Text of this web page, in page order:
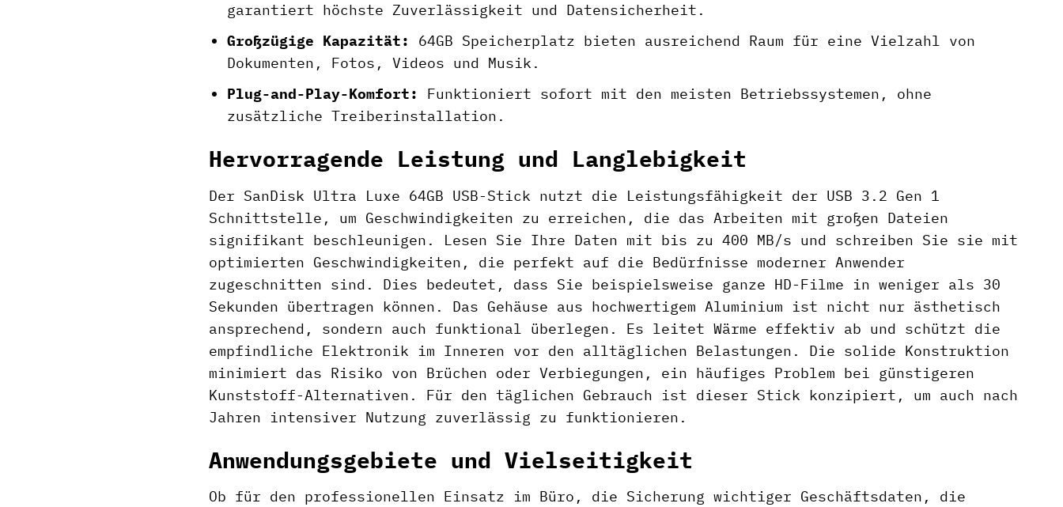
garantiert höchste Zuverlässigkeit und Datensicherheit.
Großzügige Kapazität:
64GB Speicherplatz bieten ausreichend Raum für eine Vielzahl von
Dokumenten, Fotos, Videos und Musik.
Plug-and-Play-Komfort:
Funktioniert sofort mit den meisten Betriebssystemen, ohne
zusätzliche Treiberinstallation.
Hervorragende Leistung und Langlebigkeit
Der SanDisk Ultra Luxe 64GB USB-Stick nutzt die Leistungsfähigkeit der USB 3.2 Gen 1
Schnittstelle, um Geschwindigkeiten zu erreichen, die das Arbeiten mit großen Dateien
signifikant beschleunigen. Lesen Sie Ihre Daten mit bis zu 400 MB/s und schreiben Sie sie mit
optimierten Geschwindigkeiten, die perfekt auf die Bedürfnisse moderner Anwender
zugeschnitten sind. Dies bedeutet, dass Sie beispielsweise ganze HD-Filme in weniger als 30
Sekunden übertragen können. Das Gehäuse aus hochwertigem Aluminium ist nicht nur ästhetisch
ansprechend, sondern auch funktional überlegen. Es leitet Wärme effektiv ab und schützt die
empfindliche Elektronik im Inneren vor den alltäglichen Belastungen. Die solide Konstruktion
minimiert das Risiko von Brüchen oder Verbiegungen, ein häufiges Problem bei günstigeren
Kunststoff-Alternativen. Für den täglichen Gebrauch ist dieser Stick konzipiert, um auch nach
Jahren intensiver Nutzung zuverlässig zu funktionieren.
Anwendungsgebiete und Vielseitigkeit
Ob für den professionellen Einsatz im Büro, die Sicherung wichtiger Geschäftsdaten, die